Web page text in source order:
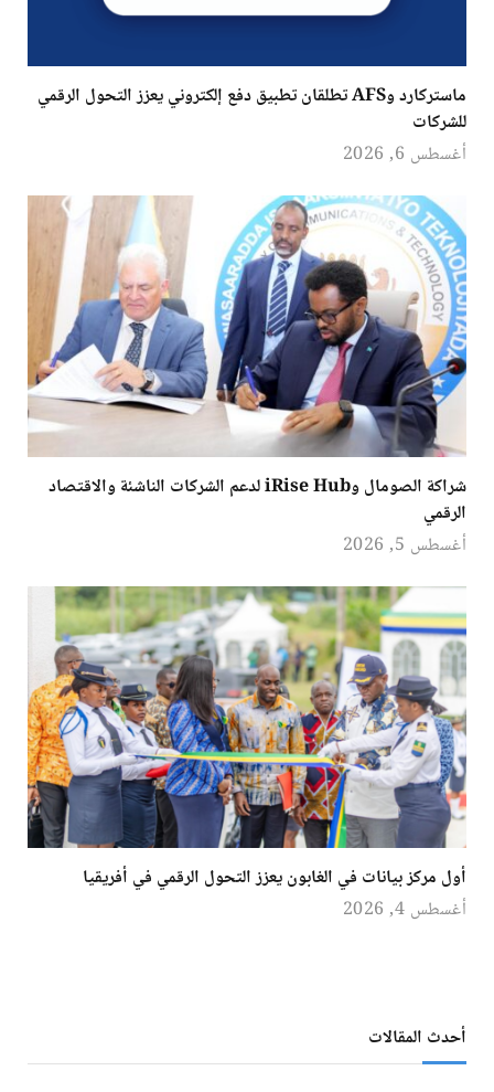
ماستركارد وAFS تطلقان تطبيق دفع إلكتروني يعزز التحول الرقمي
للشركات
أغسطس 6, 2026
شراكة الصومال وiRise Hub لدعم الشركات الناشئة والاقتصاد
الرقمي
أغسطس 5, 2026
أول مركز بيانات في الغابون يعزز التحول الرقمي في أفريقيا
أغسطس 4, 2026
أحدث المقالات